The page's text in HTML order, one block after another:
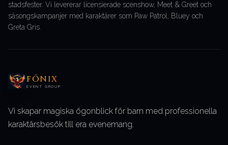
stadsfester. Vi levererar licensierade scenshow, Meet & Greet och
säsongskampanjer med karaktärer som Paw Patrol, Bluey och
Greta Gris.
FŌNIX
EVENT GROUP
Vi skapar magiska ögonblick för barn med professionella
karaktärsbesök till era evenemang.